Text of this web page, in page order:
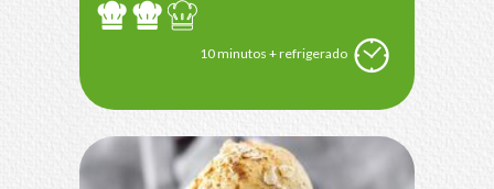
10 minutos + refrigerado